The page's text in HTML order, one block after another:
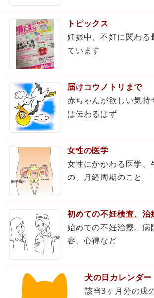
トピックス
妊娠中、不妊に関わる
ています
届けコウノトリまで
赤ちゃんが欲しい気持
は伝わるはず
女性の医学
女性にかかわる医学、
の、月経周期のこと
初めての不妊検査、治
始めての不妊治療。病
容、心得など
犬の日カレンダー
該当3ヶ月分の戌